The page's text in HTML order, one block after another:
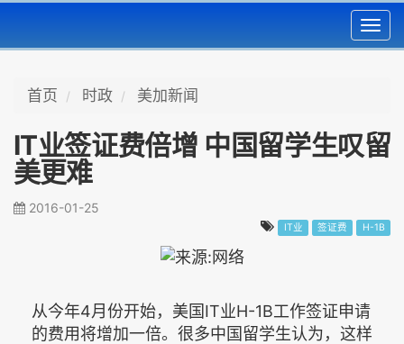
首页 时政 美加新闻
IT业签证费倍增 中国留学生叹留
美更难
2016-01-25
IT业 签证费 H-1B
从今年4月份开始，美国IT业H-1B工作签证申请
的费用将增加一倍。很多中国留学生认为，这样